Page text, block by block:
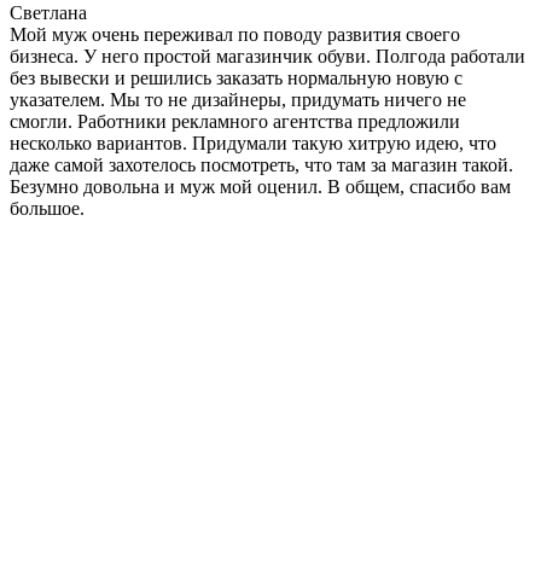
Светлана
Мой муж очень переживал по поводу развития своего
бизнеса. У него простой магазинчик обуви. Полгода работали
без вывески и решились заказать нормальную новую с
указателем. Мы то не дизайнеры, придумать ничего не
смогли. Работники рекламного агентства предложили
несколько вариантов. Придумали такую хитрую идею, что
даже самой захотелось посмотреть, что там за магазин такой.
Безумно довольна и муж мой оценил. В общем, спасибо вам
большое.